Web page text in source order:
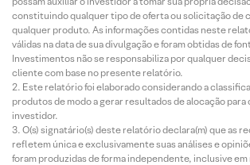
constituindo qualquer tipo de oferta ou solicitação de
qualquer produto. As informações contidas neste
válidas na data de sua divulgação e foram obtidas de
Investimentos não se responsabiliza por qualquer
cliente com base no presente relatório.
Este relatório foi elaborado considerando a
produtos de modo a gerar resultados de alocação para
investidor.
O(s) signatário(s) deste relatório declara(m) que as
refletem única e exclusivamente suas análises e
foram produzidas de forma independente, inclusive em